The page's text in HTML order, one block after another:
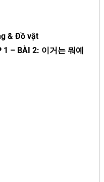
& Đồ vật
1 – BÀI 2: 이거는 뭐예